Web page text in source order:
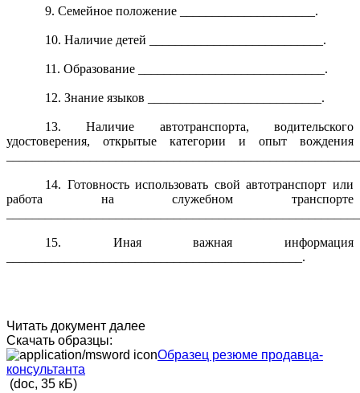
9. Семейное положение _____________________.
10. Наличие детей ___________________________.
11. Образование _____________________________.
12. Знание языков ___________________________.
13. Наличие автотранспорта, водительского
удостоверения, открытые категории и опыт вождения
14. Готовность использовать свой автотранспорт или
работа на служебном транспорте
15. Иная важная информация
______________________________________________.
Читать документ далее
Скачать образцы:
Образец резюме продавца-
консультанта
(doc, 35 кБ)